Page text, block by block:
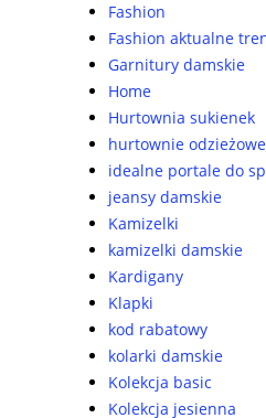
Fashion
Fashion aktualne
Garnitury damskie
Home
Hurtownia sukienek
hurtownie odzieżowe
idealne portale do
jeansy damskie
Kamizelki
kamizelki damskie
Kardigany
Klapki
kod rabatowy
kolarki damskie
Kolekcja basic
Kolekcja jesienna